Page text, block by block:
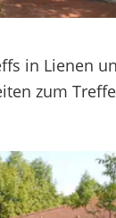
in Lienen
zum